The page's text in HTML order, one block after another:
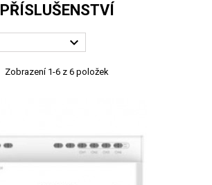
PŘÍSLUŠENSTVÍ

Zobrazení 1-6 z 6 položek